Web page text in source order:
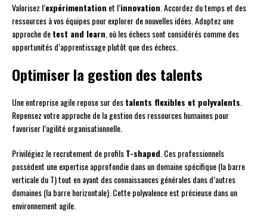
Valorisez l’expérimentation et l’innovation . Accordez du temps et des
ressources à vos équipes pour explorer de nouvelles idées. Adoptez une
approche detest and learn , où les échecs sont considérés comme des
opportunités d’apprentissage plutôt que des échecs.
Optimiser la gestion des talents
Une entreprise agile repose sur destalents flexibles et polyvalents
Repensez votre approche de la gestion des ressources humaines pour
favoriser l’agilité organisationnelle.
Privilégiez le recrutement de profilsT-shaped . Ces professionnels
possèdent une expertise approfondie dans un domaine spécifique (la barre
verticale du T) tout en ayant des connaissances générales dans d’autres
domaines (la barre horizontale). Cette polyvalence est précieuse dans un
environnement agile.